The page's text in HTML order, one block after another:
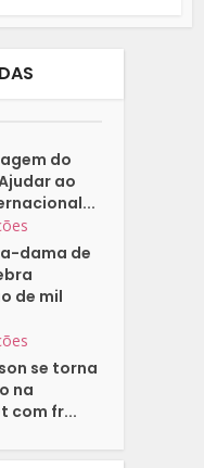
do
ao
dama de
de mil
se torna
na
com fr...